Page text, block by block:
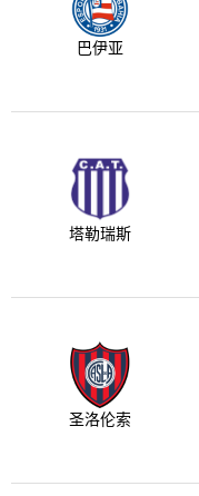
巴伊亚
塔勒瑞斯
圣洛伦索